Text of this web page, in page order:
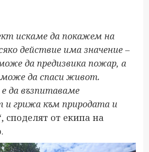
искаме да покажем на
действие има значение –
да предизвика пожар, а
може да спаси живот.
да възпитаваме
и грижа към природата и
споделят от екипа на